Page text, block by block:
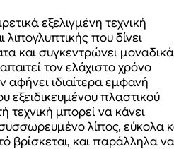
εξελιγμένη τεχνική
που δίνει
και συγκεντρώνει μοναδικά
τον ελάχιστο χρόνο
αφήνει ιδιαίτερα εμφανή
εξειδικευμένου πλαστικού
τεχνική μπορεί να κάνει
λίπος, εύκολα
βρίσκεται, και παράλληλα να